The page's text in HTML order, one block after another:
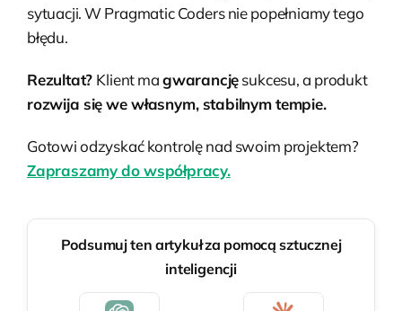
sytuacji. W Pragmatic Coders nie popełniamy tego
błędu.
Rezultat? Klient magwarancjęsukcesu, a produkt
rozwija się we własnym, stabilnym tempie.
Gotowi odzyskać kontrolę nad swoim projektem?
Zapraszamy do współpracy.
Podsumuj ten artykuł za pomocą sztucznej
inteligencji